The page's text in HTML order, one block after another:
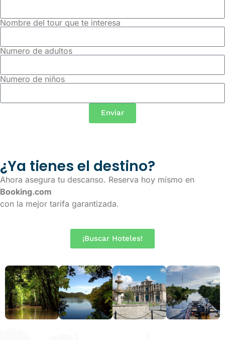
Nombre del tour que te interesa
Numero de adultos
Numero de niños
Enviar
¿Ya tienes el destino?
Ahora asegura tu descanso. Reserva hoy mismo en
Booking.com
con la mejor tarifa garantizada.
¡Buscar Hoteles!